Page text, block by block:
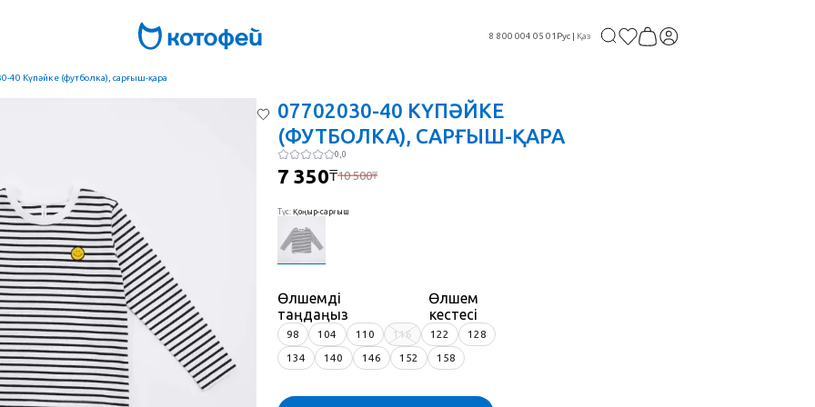
8 800 004 05 01 Рус| Қаз
40 Күпәйке (футболка), сарғыш-қара
07702030-40 КҮПӘЙКЕ
(ФУТБОЛКА), САРҒЫШ-ҚАРА
0,0
7 350₸10 500₸
Түс: Қоңыр-сарғыш
Өлшемді
таңдаңыз
Өлшем
кестесі
98 104 110 116 122
128
134
140 146 152 158